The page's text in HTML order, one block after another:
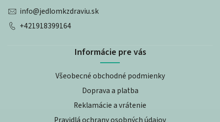
info@jedlomkzdraviu.sk
+421918399164
Informácie pre vás
Všeobecné obchodné podmienky
Doprava a platba
Reklamácie a vrátenie